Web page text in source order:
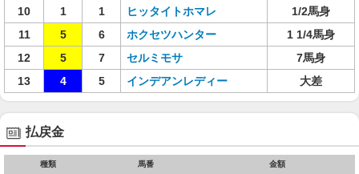
10
1 1 ヒッタイトホマレ
1/2馬身
11
5 6 ホクセツハンター
1 1/4馬身
12
5 7 セルミモサ
7馬身
13
4 5 インデアンレディー 大差
払戻金
種類 馬番 金額